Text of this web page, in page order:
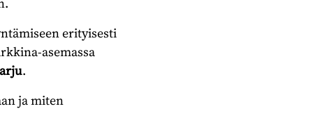
erityisesti
asemassa
.
ja miten